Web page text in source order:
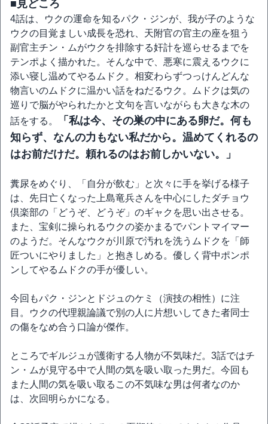
■見どころ
4話は、ウクの運命を知るパク・ジンが、我が子のような
ウクの目覚ましい成長を恐れ、天附官の官主の座を狙う
副官主チン・ムがウクを排除する奸計を巡らせるまでを
テンポよく描かれた。そんな中で、悪寒に震えるウクに
添い寝し温めてやるムドク。相変わらずつっけんどんな
物言いのムドクに温かい話をねだるウク。ムドクは気の
巡りで脳がやられたかと文句を言いながらも大きな木の
話をする。
「私は今、その巣の中にある卵だ。何も
知らず、なんの力もない私だから。温めてくれるの
はお前だけだ。頼れるのはお前しかいない。」
糞尿をめぐり、「自分が飲む」と次々に手を挙げる様子
は、先日亡くなった上島竜兵さんを中心にしたダチョウ
倶楽部の「どうぞ、どうぞ」のギャクを思い出させる。
また、宝剣に操られるウクの姿かまるでパントマイマー
のようだ。そんなウクが川原で汚れを洗うムドクを「師
匠ついにやりました」と抱きしめる。優しく背中ポンポ
ンしてやるムドクの手が優しい。
今回もパク・ジンとドジュのケミ（演技の相性）に注
目。ウクの代理親論議で別の人に片想いしてきた者同士
の傷をなめ合う口論が傑作。
ところでギルジュが護衛する人物が不気味だ。3話ではチ
ン・ムが見守る中で人間の気を吸い取った男だ。今回も
また人間の気を吸い取るこの不気味な男は何者なのか
は、次回明らかになる。